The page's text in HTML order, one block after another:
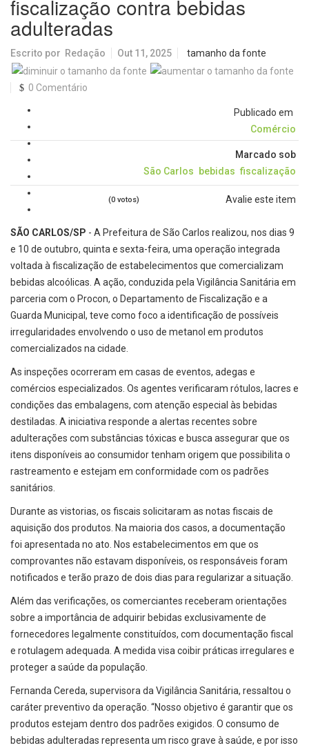
fiscalização contra bebidas
adulteradas
Escrito por Redação Out 11, 2025 tamanho da fonte
0 Comentário
Publicado em
Comércio
Marcado sob
São Carlos
bebidas fiscalização
Avalie este item
(0 votos)
SÃO CARLOS/SP - A Prefeitura de São Carlos realizou, nos dias 9
e 10 de outubro, quinta e sexta-feira, uma operação integrada
voltada à fiscalização de estabelecimentos que comercializam
bebidas alcoólicas. A ação, conduzida pela Vigilância Sanitária em
parceria com o Procon, o Departamento de Fiscalização e a
Guarda Municipal, teve como foco a identificação de possíveis
irregularidades envolvendo o uso de metanol em produtos
comercializados na cidade.
As inspeções ocorreram em casas de eventos, adegas e
comércios especializados. Os agentes verificaram rótulos, lacres e
condições das embalagens, com atenção especial às bebidas
destiladas. A iniciativa responde a alertas recentes sobre
adulterações com substâncias tóxicas e busca assegurar que os
itens disponíveis ao consumidor tenham origem que possibilita o
rastreamento e estejam em conformidade com os padrões
sanitários.
Durante as vistorias, os fiscais solicitaram as notas fiscais de
aquisição dos produtos. Na maioria dos casos, a documentação
foi apresentada no ato. Nos estabelecimentos em que os
comprovantes não estavam disponíveis, os responsáveis foram
notificados e terão prazo de dois dias para regularizar a situação.
Além das verificações, os comerciantes receberam orientações
sobre a importância de adquirir bebidas exclusivamente de
fornecedores legalmente constituídos, com documentação fiscal
e rotulagem adequada. A medida visa coibir práticas irregulares e
proteger a saúde da população.
Fernanda Cereda, supervisora da Vigilância Sanitária, ressaltou o
caráter preventivo da operação. “Nosso objetivo é garantir que os
produtos estejam dentro dos padrões exigidos. O consumo de
bebidas adulteradas representa um risco grave à saúde, e por isso